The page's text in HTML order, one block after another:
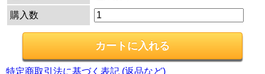
購入数
特定商取引法に基づく表記 (返品など)